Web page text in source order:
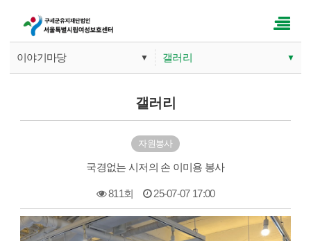
이야기마당 ▼
사업안내
갤러리 ▼
갤러리
문의게시판
갤러리
자원봉사
국경없는 시저의 손 이미용 봉사
811회 25-07-07 17:00
본문